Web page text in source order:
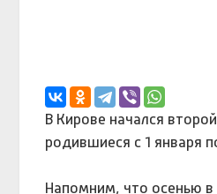
В Кирове начался
родившиеся с 1 января
Напомним, что осенью в